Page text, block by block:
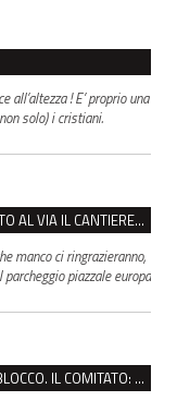
! E’ proprio una
solo) i cristiani.
REGGIO. PORTA SANTA CROCE, DAL 24 AGOSTO AL VIA IL CANTIERE PER IL NUOVO COLLETTORE FOGNARIO
manco ci ringrazieranno,
piazzale europa
BOSCO OSPIZIO REGGIO, TERZO GIORNO DI BLOCCO. IL COMITATO: “PRESIDIO FINO A VENERDÌ”